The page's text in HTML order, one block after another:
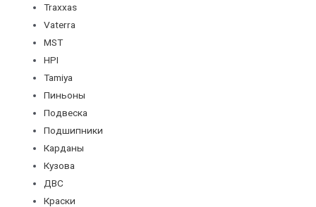
Traxxas
Vaterra
MST
HPI
Tamiya
Пиньоны
Подвеска
Подшипники
Карданы
Кузова
ДВС
Краски